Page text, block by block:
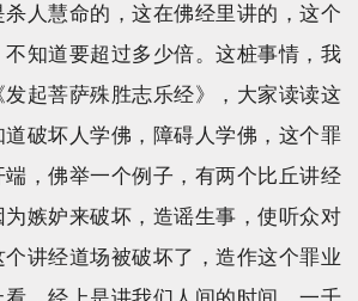
人慧命的，这在佛经里讲的，这个
知道要超过多少倍。这桩事情，我
起菩萨殊胜志乐经》，大家读读这
破坏人学佛，障碍人学佛，这个罪
，佛举一个例子，有两个比丘讲经
嫉妒来破坏，造谣生事，使听众对
讲经道场被破坏了，造作这个罪业